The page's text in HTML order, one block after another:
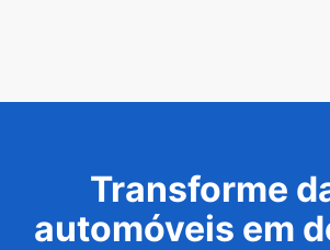
Transforme
automóveis em